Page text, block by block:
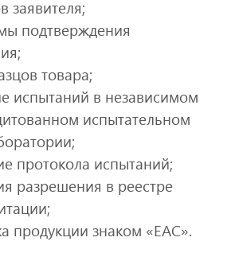
заявителя;
подтверждения
товара;
испытаний в независимом
испытательном
протокола испытаний;
разрешения в реестре
продукции знаком «ЕАС».